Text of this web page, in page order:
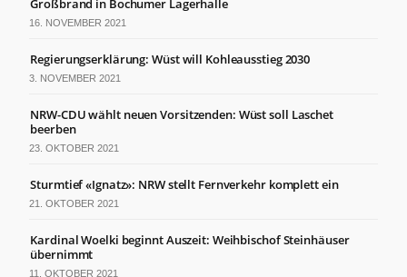
Großbrand in Bochumer Lagerhalle
16. NOVEMBER 2021
Regierungserklärung: Wüst will Kohleausstieg 2030
3. NOVEMBER 2021
NRW-CDU wählt neuen Vorsitzenden: Wüst soll Laschet
beerben
23. OKTOBER 2021
Sturmtief «Ignatz»: NRW stellt Fernverkehr komplett ein
21. OKTOBER 2021
Kardinal Woelki beginnt Auszeit: Weihbischof Steinhäuser
übernimmt
11. OKTOBER 2021
Website mitteilen,
Wahrscheinlichkeit,
personalisierte
Angebote zu
sehen.